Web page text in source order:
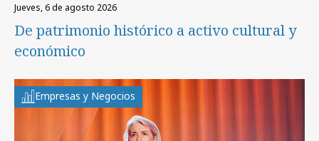
jueves, 6 de agosto 2026
De patrimonio histórico a activo cultural y
económico
Empresas y Negocios